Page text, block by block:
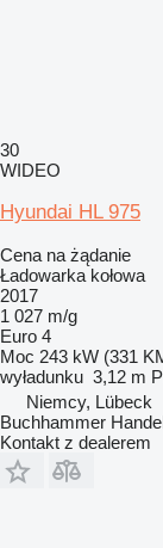
30
WIDEO
Hyundai HL 975
Cena na żądanie
Ładowarka kołowa
2017
1 027 m/g
Euro 4
Moc 243 kW (331
wyładunku 3,12 m
Niemcy, Lübeck
Buchhammer
Kontakt z dealerem